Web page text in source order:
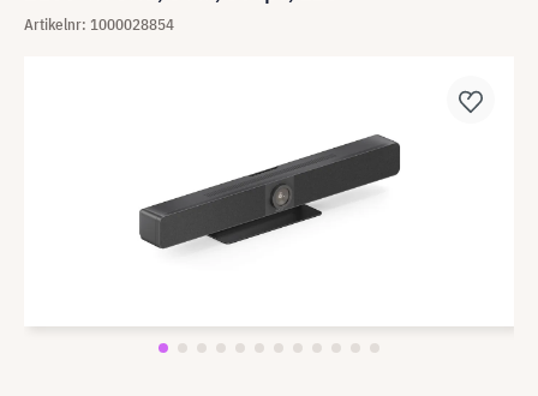
Artikelnr: 1000028854